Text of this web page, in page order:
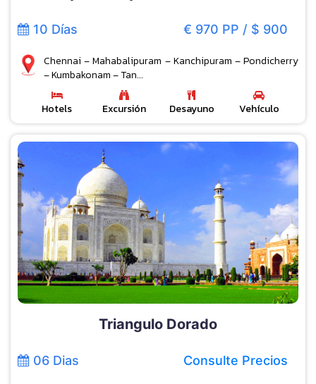
10 Días € 970 PP / $ 900
Chennai – Mahabalipuram – Kanchipuram – Pondicherry
– Kumbakonam – Tan...
Hotels Excursión Desayuno Vehículo
Triangulo Dorado
06 Dias Consulte Precios